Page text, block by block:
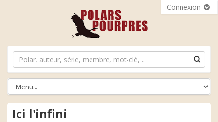
Connexion
Ici l'infini